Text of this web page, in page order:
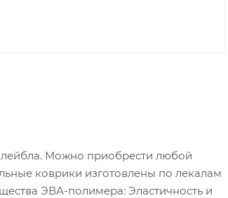
лейбла. Можно приобрести любой
коврики изготовлены по лекалам
ЭВА-полимера: Эластичность и